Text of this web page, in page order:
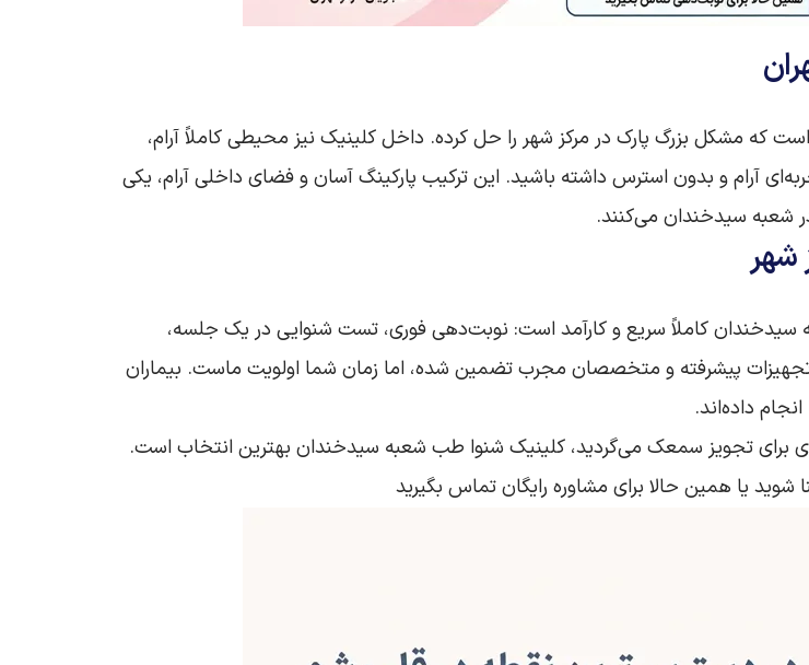
است که مشکل بزرگ پارک در مرکز شهر را حل کرده. داخل کلینیک نیز محیطی کاملاً آرام،
آرام و بدون استرس داشته باشید. این ترکیب پارکینگ آسان و فضای داخلی آرام، یکی
شعبه سیدخندان می‌کنند.
شهر
سیدخندان کاملاً سریع و کارآمد است: نوبت‌دهی فوری، تست شنوایی در یک جلسه،
پیشرفته و متخصصان مجرب تضمین شده، اما زمان شما اولویت ماست. بیماران
داده‌اند.
برای تجویز سمعک می‌گردید، کلینیک شنوا طب شعبه سیدخندان بهترین انتخاب است.
یا همین حالا برای مشاوره رایگان تماس بگیرید